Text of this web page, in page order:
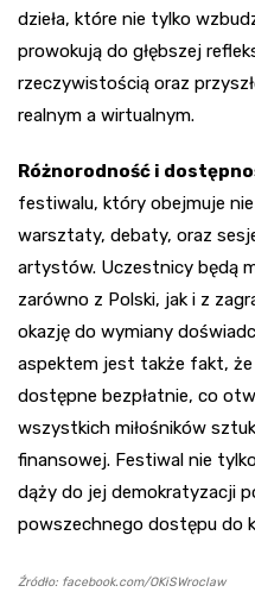
dzieła, które nie tylko
prowokują do głębszej
rzeczywistością oraz
realnym a wirtualnym.
Różnorodność i
festiwalu, który obejmuje
warsztaty, debaty, oraz
artystów. Uczestnicy będą
zarówno z Polski, jak i z
okazję do wymiany
aspektem jest także fakt,
dostępne bezpłatnie, co
wszystkich miłośników
finansowej. Festiwal nie
dąży do jej demokratyzacji
powszechnego dostępu do
Źródło: facebook.com/OKiSWroclaw